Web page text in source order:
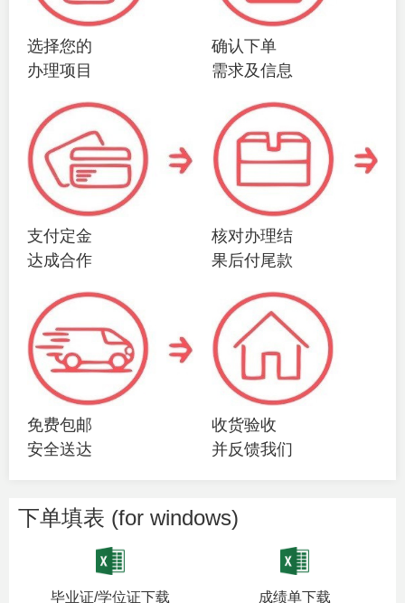
选择您的
办理项目
确认下单
需求及信息
支付定金
达成合作
核对办理结
果后付尾款
免费包邮
安全送达
收货验收
并反馈我们
下单填表 (for windows)
毕业证/学位证下载 成绩单下载